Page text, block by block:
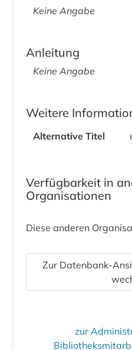
Keine Angabe
Anleitung
Keine Angabe
Weitere
Alternative Titel
Verfügbarkeit in
Organisationen
Diese anderen
Zur Datenbank-
zur